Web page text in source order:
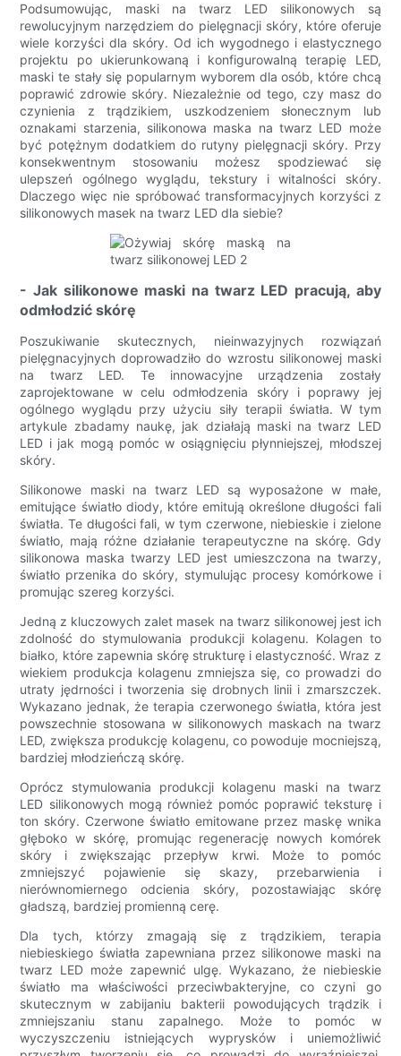
Podsumowując, maski na twarz LED silikonowych są
rewolucyjnym narzędziem do pielęgnacji skóry, które oferuje
wiele korzyści dla skóry. Od ich wygodnego i elastycznego
projektu po ukierunkowaną i konfigurowalną terapię LED,
maski te stały się popularnym wyborem dla osób, które chcą
poprawić zdrowie skóry. Niezależnie od tego, czy masz do
czynienia z trądzikiem, uszkodzeniem słonecznym lub
oznakami starzenia, silikonowa maska ​​na twarz LED może
być potężnym dodatkiem do rutyny pielęgnacji skóry. Przy
konsekwentnym stosowaniu możesz spodziewać się
ulepszeń ogólnego wyglądu, tekstury i witalności skóry.
Dlaczego więc nie spróbować transformacyjnych korzyści z
silikonowych masek na twarz LED dla siebie?
- Jak silikonowe maski na twarz LED pracują, aby
odmłodzić skórę
Poszukiwanie skutecznych, nieinwazyjnych rozwiązań
pielęgnacyjnych doprowadziło do wzrostu silikonowej maski
na twarz LED. Te innowacyjne urządzenia zostały
zaprojektowane w celu odmłodzenia skóry i poprawy jej
ogólnego wyglądu przy użyciu siły terapii światła. W tym
artykule zbadamy naukę, jak działają maski na twarz LED
LED i jak mogą pomóc w osiągnięciu płynniejszej, młodszej
skóry.
Silikonowe maski na twarz LED są wyposażone w małe,
emitujące światło diody, które emitują określone długości fali
światła. Te długości fali, w tym czerwone, niebieskie i zielone
światło, mają różne działanie terapeutyczne na skórę. Gdy
silikonowa maska ​​twarzy LED jest umieszczona na twarzy,
światło przenika do skóry, stymulując procesy komórkowe i
promując szereg korzyści.
Jedną z kluczowych zalet masek na twarz silikonowej jest ich
zdolność do stymulowania produkcji kolagenu. Kolagen to
białko, które zapewnia skórę strukturę i elastyczność. Wraz z
wiekiem produkcja kolagenu zmniejsza się, co prowadzi do
utraty jędrności i tworzenia się drobnych linii i zmarszczek.
Wykazano jednak, że terapia czerwonego światła, która jest
powszechnie stosowana w silikonowych maskach na twarz
LED, zwiększa produkcję kolagenu, co powoduje mocniejszą,
bardziej młodzieńczą skórę.
Oprócz stymulowania produkcji kolagenu maski na twarz
LED silikonowych mogą również pomóc poprawić teksturę i
ton skóry. Czerwone światło emitowane przez maskę wnika
głęboko w skórę, promując regenerację nowych komórek
skóry i zwiększając przepływ krwi. Może to pomóc
zmniejszyć pojawienie się skazy, przebarwienia i
nierównomiernego odcienia skóry, pozostawiając skórę
gładszą, bardziej promienną cerę.
Dla tych, którzy zmagają się z trądzikiem, terapia
niebieskiego światła zapewniana przez silikonowe maski na
twarz LED może zapewnić ulgę. Wykazano, że niebieskie
światło ma właściwości przeciwbakteryjne, co czyni go
skutecznym w zabijaniu bakterii powodujących trądzik i
zmniejszaniu stanu zapalnego. Może to pomóc w
wyczyszczeniu istniejących wyprysków i uniemożliwić